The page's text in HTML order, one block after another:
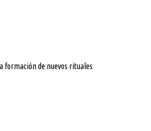
formación de nuevos rituales